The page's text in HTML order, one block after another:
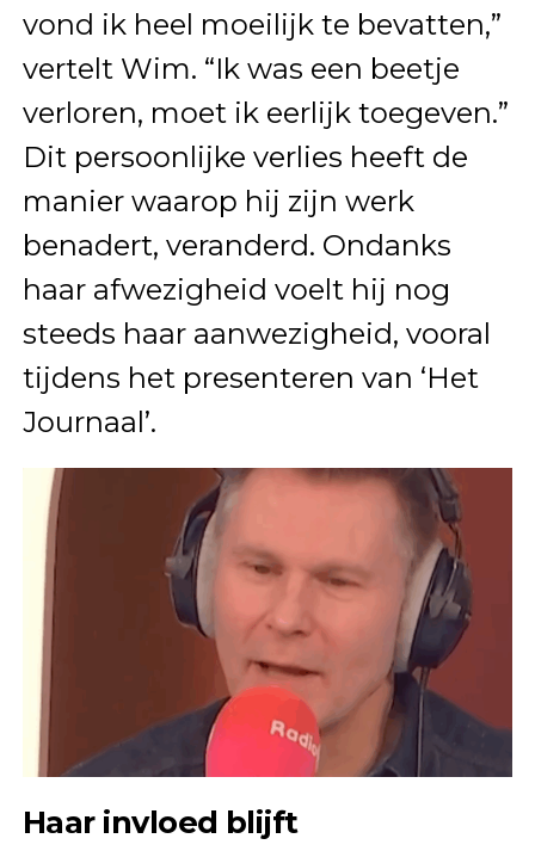
vond ik heel moeilijk te bevatten,”
vertelt Wim. “Ik was een beetje
verloren, moet ik eerlijk toegeven.”
Dit persoonlijke verlies heeft de
manier waarop hij zijn werk
benadert, veranderd. Ondanks
haar afwezigheid voelt hij nog
steeds haar aanwezigheid, vooral
tijdens het presenteren van ‘Het
Journaal’.
Haar invloed blijft